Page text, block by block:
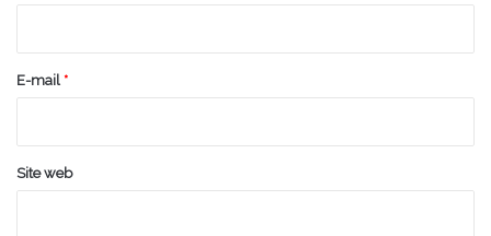
e
E-mail *
Site web